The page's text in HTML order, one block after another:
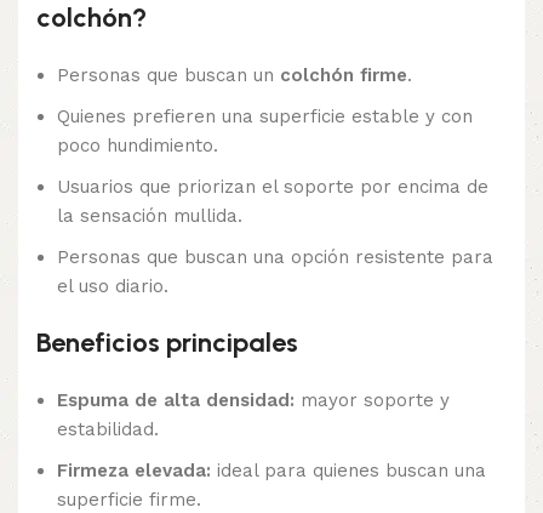
colchón?
Personas que buscan un colchón firme.
Quienes prefieren una superficie estable y con
poco hundimiento.
Usuarios que priorizan el soporte por encima de
la sensación mullida.
Personas que buscan una opción resistente para
el uso diario.
Beneficios principales
Espuma de alta densidad: mayor soporte y
estabilidad.
Firmeza elevada: ideal para quienes buscan una
superficie firme.